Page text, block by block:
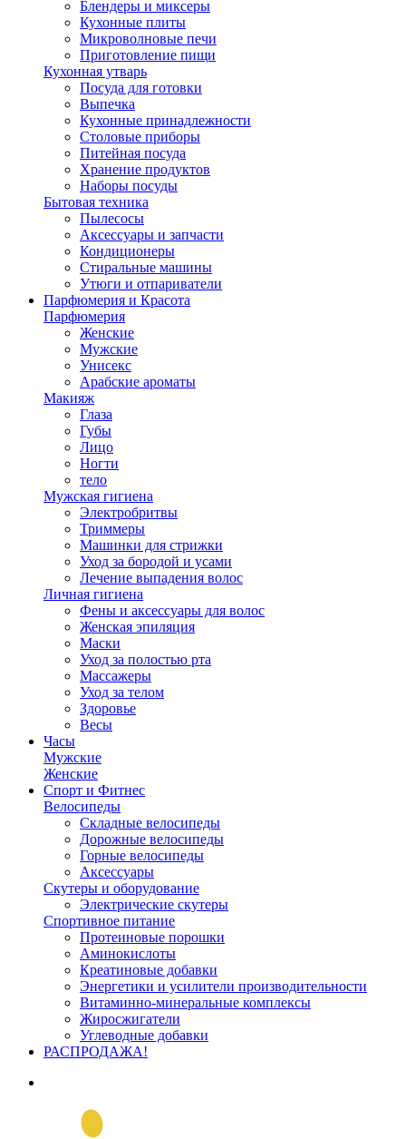
Блендеры и миксеры
Кухонные плиты
Микроволновые печи
Приготовление пищи
Кухонная утварь
Посуда для готовки
Выпечка
Кухонные принадлежности
Столовые приборы
Питейная посуда
Хранение продуктов
Наборы посуды
Бытовая техника
Пылесосы
Аксессуары и запчасти
Кондиционеры
Стиральные машины
Утюги и отпариватели
Парфюмерия и Красота
Парфюмерия
Женские
Мужские
Унисекс
Арабские ароматы
Макияж
Глаза
Губы
Лицо
Ногти
тело
Мужская гигиена
Электробритвы
Триммеры
Машинки для стрижки
Уход за бородой и усами
Лечение выпадения волос
Личная гигиена
Фены и аксессуары для волос
Женская эпиляция
Маски
Уход за полостью рта
Массажеры
Уход за телом
Здоровье
Весы
Часы
Мужские
Женские
Спорт и Фитнес
Велосипеды
Складные велосипеды
Дорожные велосипеды
Горные велосипеды
Аксессуары
Скутеры и оборудование
Электрические скутеры
Спортивное питание
Протеиновые порошки
Аминокислоты
Креатиновые добавки
Энергетики и усилители производительности
Витаминно-минеральные комплексы
Жиросжигатели
Углеводные добавки
РАСПРОДАЖА!